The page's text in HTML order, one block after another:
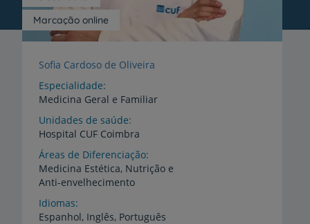
Marcação online
Sofia Cardoso de Oliveira
Especialidade
Medicina Geral e Familiar
Unidades de saúde
Hospital CUF Coimbra
Áreas de Diferenciação
Medicina Estética, Nutrição e
Anti-envelhecimento
Idiomas
Espanhol, Inglês, Português